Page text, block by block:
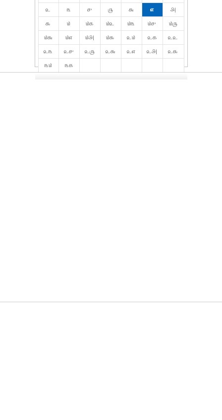
௨
௩ ௪ ௫ ௬ ௭
௮
௯
௰ ௰௧ ௰௨ ௰௩ ௰௪
௰௫
௰௬
௰௭ ௰௮ ௰௯ ௨௰ ௨௧
௨௨
௨௩
௨௪ ௨௫ ௨௬ ௨௭ ௨௮
௨௯
௩௰
௩௧